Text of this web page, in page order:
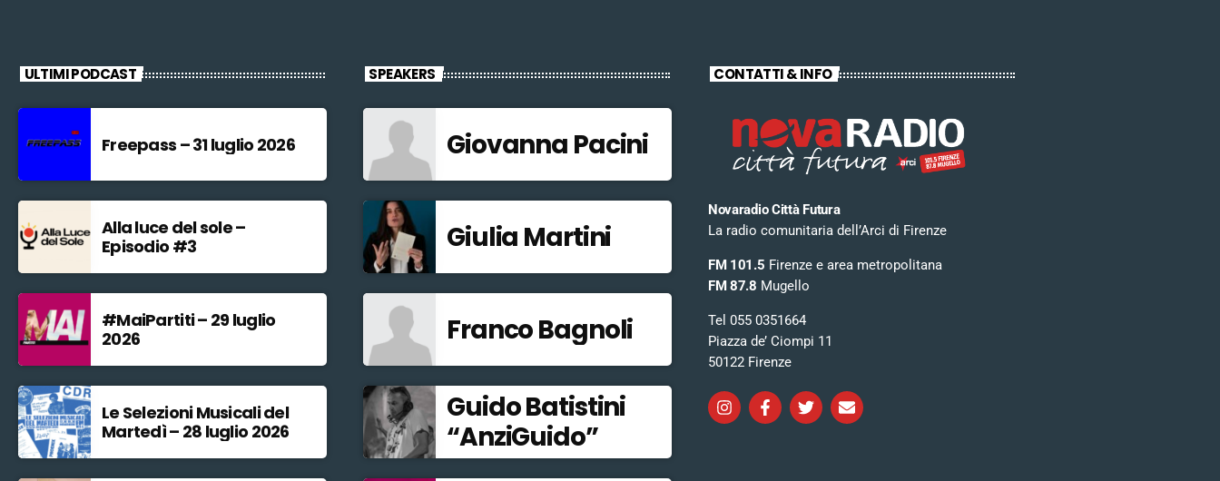
ULTIMI PODCAST
Freepass – 31 luglio 2026
Alla luce del sole –
Episodio #3
#MaiPartiti – 29 luglio
2026
Le Selezioni Musicali del
Martedì – 28 luglio 2026
SPEAKERS
Giovanna Pacini
Giulia Martini
Franco Bagnoli
Guido Batistini
“AnziGuido”
CONTATTI & INFO
Novaradio Città Futura
La radio comunitaria dell’Arci di Firenze
FM 101.5 Firenze e area metropolitana
FM 87.8 Mugello
Tel 055 0351664
Piazza de’ Ciompi 11
50122 Firenze